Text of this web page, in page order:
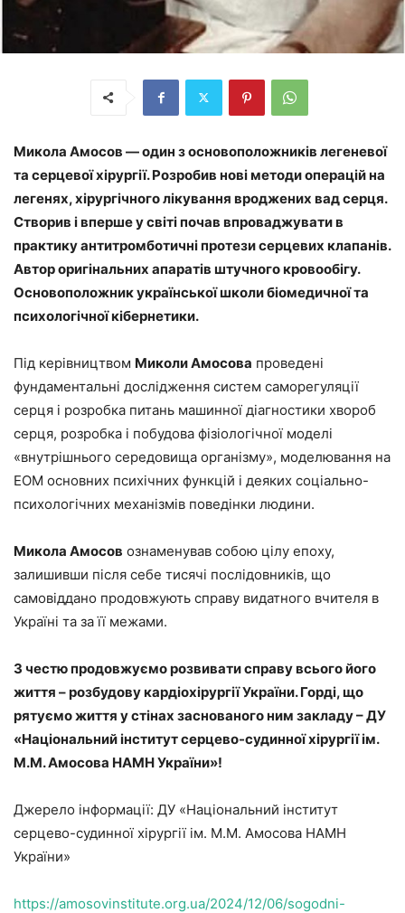
Микола Амосов — один з основоположників легеневої
та серцевої хірургії. Розробив нові методи операцій на
легенях, хірургічного лікування вроджених вад серця.
Створив і вперше у світі почав впроваджувати в
практику антитромботичні протези серцевих клапанів.
Автор оригінальних апаратів штучного кровообігу.
Основоположник української школи біомедичної та
психологічної кібернетики.
Під керівництвом Миколи Амосова проведені
фундаментальні дослідження систем саморегуляції
серця і розробка питань машинної діагностики хвороб
серця, розробка і побудова фізіологічної моделі
«внутрішнього середовища організму», моделювання на
ЕОМ основних психічних функцій і деяких соціально-
психологічних механізмів поведінки людини.
Микола Амосов ознаменував собою цілу епоху,
залишивши після себе тисячі послідовників, що
самовіддано продовжують справу видатного вчителя в
Україні та за її межами.
З честю продовжуємо розвивати справу всього його
життя – розбудову кардіохірургії України. Горді, що
рятуємо життя у стінах заснованого ним закладу–ДУ
«Національний інститут серцево-судинної хірургії ім.
М.М. Амосова НАМН України»!
Джерело інформації: ДУ «Національний інститут
серцево-судинної хірургії ім. М.М. Амосова НАМН
України»
https://amosovinstitute.org.ua/2024/12/06/sogodni-